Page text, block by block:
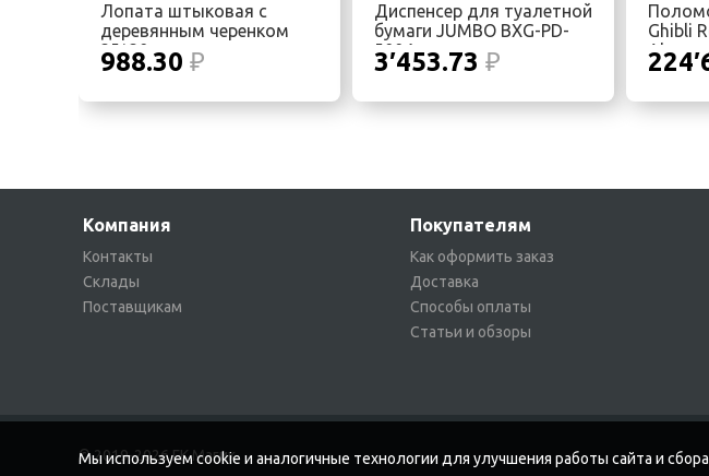
Лопата штыковая с
деревянным черенком
25*20
988.30 ₽
Диспенсер для туалетной
бумаги JUMBO BXG-PD-
5004
3′453.73 ₽
Ghibli
Ah
Компания
Контакты
Склады
Поставщикам
Покупателям
Как оформить заказ
Доставка
Способы оплаты
Статьи и обзоры
© 2019-2026 ГК Магик
Мы используем cookie и аналогичные технологии для улучшения работы сайта и